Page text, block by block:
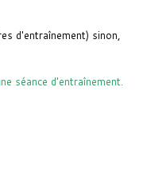
d'entraînement) sinon,
séance d'entraînement.